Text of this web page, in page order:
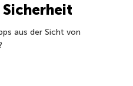
aus der Sicht von